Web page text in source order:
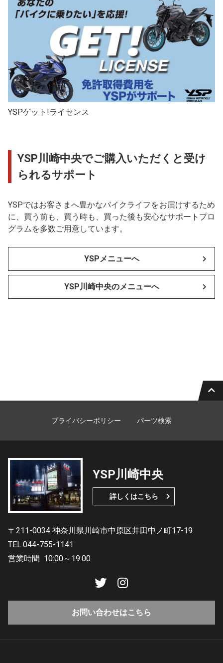
YSPゲット!ライセンス
YSP川崎中央でご購入いただくと受け
られるサポート
YSPではお客さまへ豊かなバイクライフをお届けするため
に、買う前も、買う時も、買った後も安心なサポートプロ
グラムを多数ご用意しています。
YSPメニューへ
YSP川崎中央のメニューへ
プライバシーポリシー パーツ検索
YSP川崎中央
詳しくはこちら
〒211-0034 神奈川県川崎市中原区井田中ノ町17-19
TEL.044-755-1141
営業時間 10:00～19:00
お問い合わせはこちら